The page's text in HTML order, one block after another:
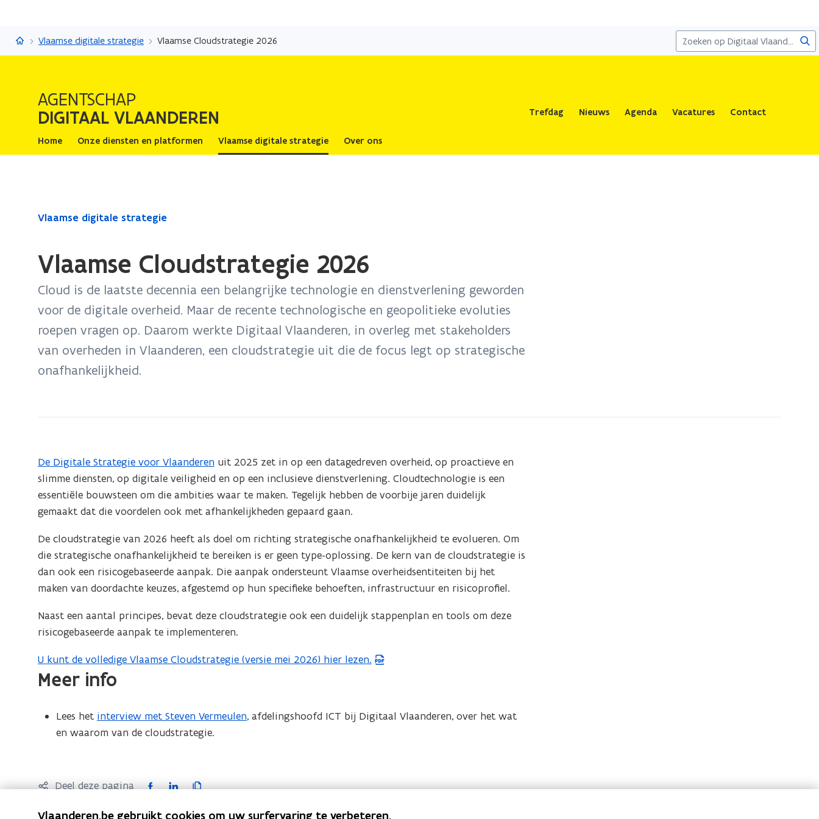
naar
Digitaal Vlaanderen
Vlaamse digitale strategie Vlaamse Cloudstrategie 2026
AGENTSCHAP
DIGITAAL VLAANDEREN Trefdag Nieuws Agenda Vacatures Contact
Home Onze diensten en platformen Vlaamse digitale strategie Over ons
Gedaan
bevindt
Vlaamse
Cloudstrategie
2026
Vlaamse digitale strategie
Vlaamse Cloudstrategie 2026
Cloud is de laatste decennia een belangrijke technologie en dienstverlening geworden
voor de digitale overheid. Maar de recente technologische en geopolitieke evoluties
roepen vragen op. Daarom werkte Digitaal Vlaanderen, in overleg met stakeholders
van overheden in Vlaanderen, een cloudstrategie uit die de focus legt op strategische
onafhankelijkheid.
De Digitale Strategie voor Vlaanderen uit 2025 zet in op een datagedreven overheid, op proactieve en
slimme diensten, op digitale veiligheid en op een inclusieve dienstverlening. Cloudtechnologie is een
essentiële bouwsteen om die ambities waar te maken. Tegelijk hebben de voorbije jaren duidelijk
gemaakt dat die voordelen ook met afhankelijkheden gepaard gaan.
De cloudstrategie van 2026 heeft als doel om richting strategische onafhankelijkheid te evolueren. Om
die strategische onafhankelijkheid te bereiken is er geen type-oplossing. De kern van de cloudstrategie is
dan ook een risicogebaseerde aanpak. Die aanpak ondersteunt Vlaamse overheidsentiteiten bij het
maken van doordachte keuzes, afgestemd op hun specifieke behoeften, infrastructuur en risicoprofiel.
Naast een aantal principes, bevat deze cloudstrategie ook een duidelijk stappenplan en tools om deze
risicogebaseerde aanpak te implementeren.
U kunt de volledige Vlaamse Cloudstrategie (versie mei 2026) hier lezen.
(
P
a
Meer info
Lees het interview met Steven Vermeulen, afdelingshoofd ICT bij Digitaal Vlaanderen, over het wat
en waarom van de cloudstrategie.
Deel deze pagina
F
L
K
Vlaanderen.be gebruikt cookies om uw surfervaring te verbeteren.